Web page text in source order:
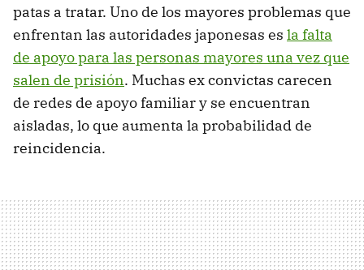
patas a tratar. Uno de los mayores problemas que
enfrentan las autoridades japonesas es la falta
de apoyo para las personas mayores una vez que
salen de prisión. Muchas ex convictas carecen
de redes de apoyo familiar y se encuentran
aisladas, lo que aumenta la probabilidad de
reincidencia.